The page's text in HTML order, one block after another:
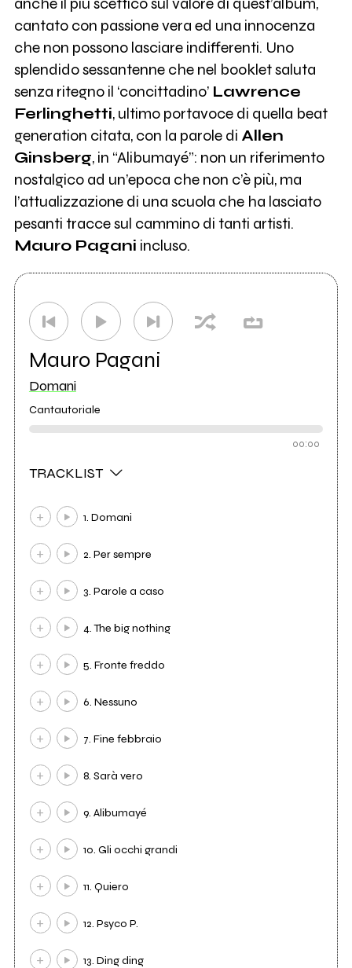
cantato con passione vera ed una innocenza
che non possono lasciare indifferenti. Uno
splendido sessantenne che nel booklet saluta
senza ritegno il ‘concittadino’ Lawrence
Ferlinghetti, ultimo portavoce di quella beat
generation citata, con la parole di Allen
Ginsberg, in “Alibumayé”: non un riferimento
nostalgico ad un’epoca che non c’è più, ma
l’attualizzazione di una scuola che ha lasciato
pesanti tracce sul cammino di tanti artisti.
Mauro Pagani incluso.
Mauro Pagani
Domani
Cantautoriale
00:00
TRACKLIST
1. Domani
2. Per sempre
3. Parole a caso
4. The big nothing
5. Fronte freddo
6. Nessuno
7. Fine febbraio
8. Sarà vero
9. Alibumayé
10. Gli occhi grandi
11. Quiero
12. Psyco P.
13. Ding ding